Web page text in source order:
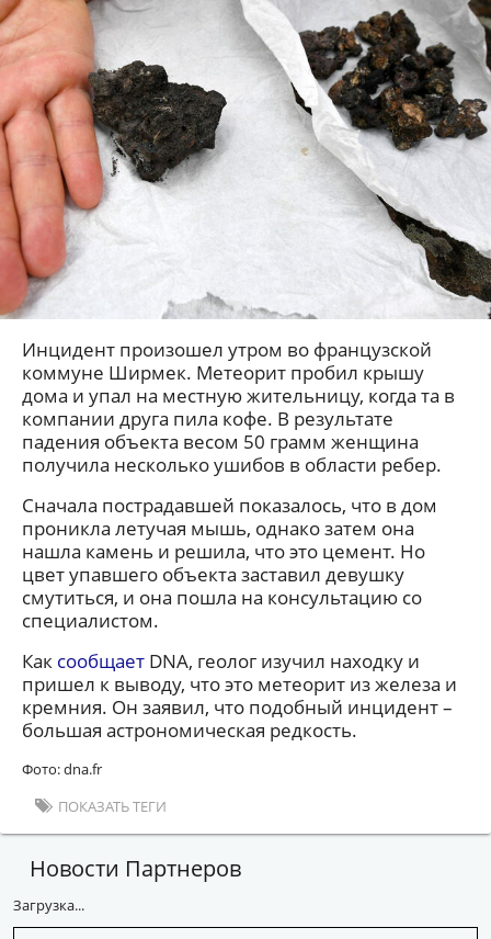
Инцидент произошел утром во французской
коммуне Ширмек. Метеорит пробил крышу
дома и упал на местную жительницу, когда та в
компании друга пила кофе. В результате
падения объекта весом 50 грамм женщина
получила несколько ушибов в области ребер.
Сначала пострадавшей показалось, что в дом
проникла летучая мышь, однако затем она
нашла камень и решила, что это цемент. Но
цвет упавшего объекта заставил девушку
смутиться, и она пошла на консультацию со
специалистом.
Как сообщает DNA, геолог изучил находку и
пришел к выводу, что это метеорит из железа и
кремния. Он заявил, что подобный инцидент –
большая астрономическая редкость.
Фото: dna.fr
ПОКАЗАТЬ ТЕГИ
Новости Партнеров
Загрузка...